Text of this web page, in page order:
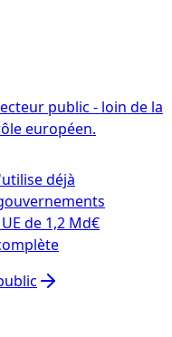
public - loin de la
européen.
déjà
de 1,2 Md€